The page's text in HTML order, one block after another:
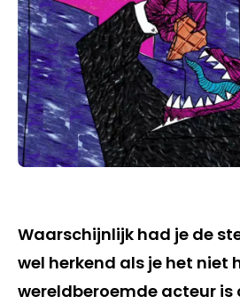
Waarschijnlijk had je de
wel herkend als je het niet
wereldberoemde acteur is